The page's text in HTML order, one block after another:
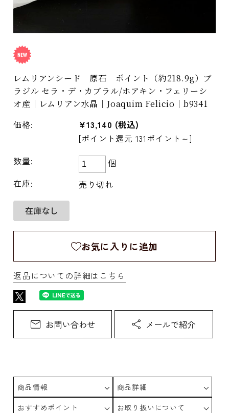
レムリアンシード 原石 ポイント（約218.9g）ブ
ラジル セラ・デ・カブラル/ホアキン・フェリーシ
オ産｜レムリアン水晶｜Joaquim Felicio｜b9341
価格: ¥13,140 (税込)
[ポイント還元 131ポイント～]
数量:
個
在庫:
売り切れ
お気に入りに追加
返品についての詳細はこちら
商品情報
商品詳細
おすすめポイント
お取り扱いについて